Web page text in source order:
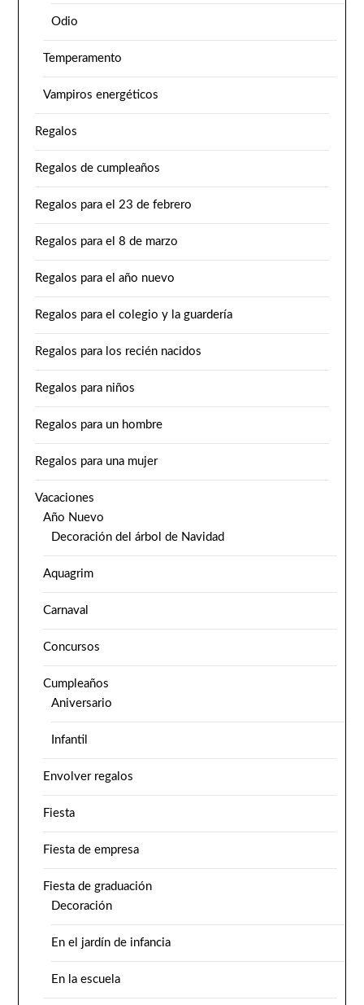
Odio
Temperamento
Vampiros energéticos
Regalos
Regalos de cumpleaños
Regalos para el 23 de febrero
Regalos para el 8 de marzo
Regalos para el año nuevo
Regalos para el colegio y la guardería
Regalos para los recién nacidos
Regalos para niños
Regalos para un hombre
Regalos para una mujer
Vacaciones
Año Nuevo
Decoración del árbol de Navidad
Aquagrim
Carnaval
Concursos
Cumpleaños
Aniversario
Infantil
Envolver regalos
Fiesta
Fiesta de empresa
Fiesta de graduación
Decoración
En el jardín de infancia
En la escuela